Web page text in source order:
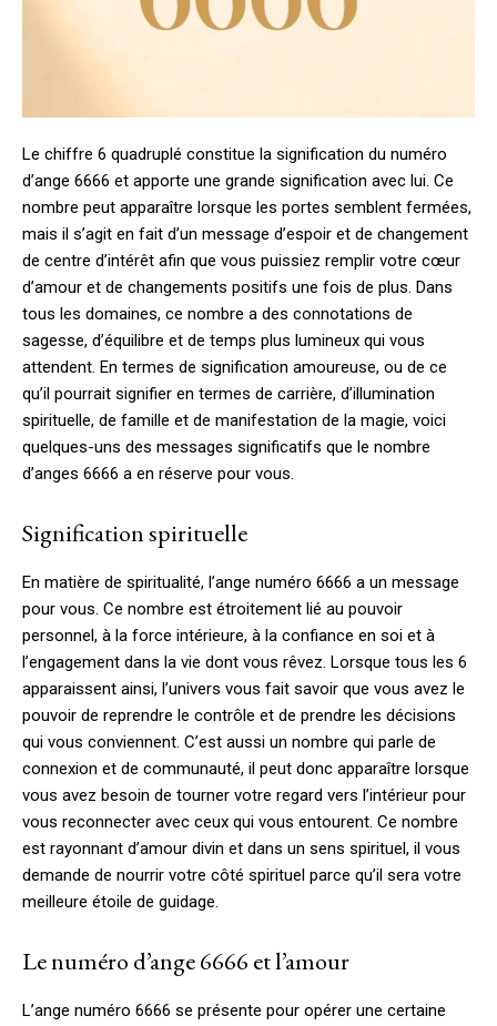
Le chiffre 6 quadruplé constitue la signification du numéro
d’ange 6666 et apporte une grande signification avec lui. Ce
nombre peut apparaître lorsque les portes semblent fermées,
mais il s’agit en fait d’un message d’espoir et de changement
de centre d’intérêt afin que vous puissiez remplir votre cœur
d’amour et de changements positifs une fois de plus. Dans
tous les domaines, ce nombre a des connotations de
sagesse, d’équilibre et de temps plus lumineux qui vous
attendent. En termes de signification amoureuse, ou de ce
qu’il pourrait signifier en termes de carrière, d’illumination
spirituelle, de famille et de manifestation de la magie, voici
quelques-uns des messages significatifs que le nombre
d’anges 6666 a en réserve pour vous.
Signification spirituelle
En matière de spiritualité, l’ange numéro 6666 a un message
pour vous. Ce nombre est étroitement lié au pouvoir
personnel, à la force intérieure, à la confiance en soi et à
l’engagement dans la vie dont vous rêvez. Lorsque tous les 6
apparaissent ainsi, l’univers vous fait savoir que vous avez le
pouvoir de reprendre le contrôle et de prendre les décisions
qui vous conviennent. C’est aussi un nombre qui parle de
connexion et de communauté, il peut donc apparaître lorsque
vous avez besoin de tourner votre regard vers l’intérieur pour
vous reconnecter avec ceux qui vous entourent. Ce nombre
est rayonnant d’amour divin et dans un sens spirituel, il vous
demande de nourrir votre côté spirituel parce qu’il sera votre
meilleure étoile de guidage.
Le numéro d’ange 6666 et l’amour
L’ange numéro 6666 se présente pour opérer une certaine